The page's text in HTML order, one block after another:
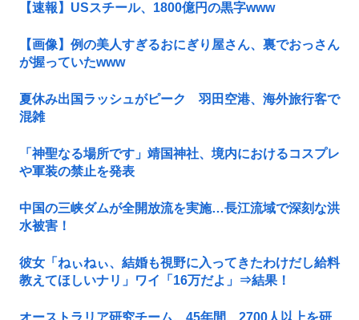
【速報】USスチール、1800億円の黒字www
【画像】例の美人すぎるおにぎり屋さん、裏でおっさん
が握っていたwww
夏休み出国ラッシュがピーク 羽田空港、海外旅行客で
混雑
「神聖なる場所です」靖国神社、境内におけるコスプレ
や軍装の禁止を発表
中国の三峡ダムが全開放流を実施…長江流域で深刻な洪
水被害！
彼女「ねぃねぃ、結婚も視野に入ってきたわけだし給料
教えてほしいナリ」ワイ「16万だよ」⇒結果！